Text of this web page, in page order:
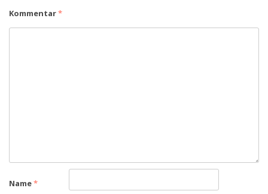
Kommentar*
Name*